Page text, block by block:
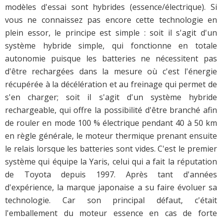
modèles d'essai sont hybrides (essence/électrique). Si
vous ne connaissez pas encore cette technologie en
plein essor, le principe est simple : soit il s'agit d'un
système hybride simple, qui fonctionne en totale
autonomie puisque les batteries ne nécessitent pas
d'être rechargées dans la mesure où c'est l'énergie
récupérée à la décélération et au freinage qui permet de
s'en charger; soit il s'agit d'un système hybride
rechargeable, qui offre la possibilité d'être branché afin
de rouler en mode 100 % électrique pendant 40 à 50 km
en règle générale, le moteur thermique prenant ensuite
le relais lorsque les batteries sont vides. C'est le premier
système qui équipe la Yaris, celui qui a fait la réputation
de Toyota depuis 1997. Après tant d'années
d'expérience, la marque japonaise a su faire évoluer sa
technologie. Car son principal défaut, c'était
l'emballement du moteur essence en cas de forte